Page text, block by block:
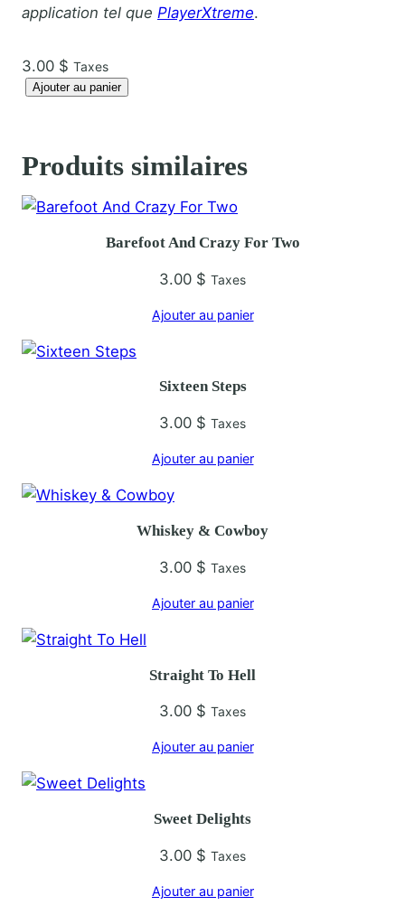
application tel que PlayerXtreme.
3.00 $ Taxes
n
i
o
r
m
Ajouter au panier
Produits similaires
Barefoot And Crazy For Two
3.00 $ Taxes
Ajouter au panier
Sixteen Steps
3.00 $ Taxes
Ajouter au panier
Whiskey & Cowboy
3.00 $ Taxes
Ajouter au panier
Straight To Hell
3.00 $ Taxes
Ajouter au panier
Sweet Delights
3.00 $ Taxes
Ajouter au panier